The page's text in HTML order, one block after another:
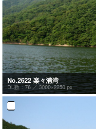
No.2622 楽々浦湾
DL数：76 ／ 3000×2250 px